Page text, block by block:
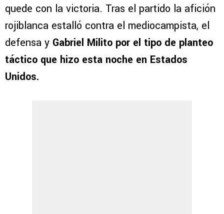
quede con la victoria. Tras el partido la afición
rojiblanca estalló contra el mediocampista, el
defensa y Gabriel Milito por el tipo de planteo
táctico que hizo esta noche en Estados
Unidos.